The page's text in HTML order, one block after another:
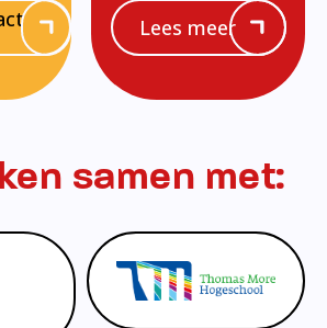
Lees meer
samen met: